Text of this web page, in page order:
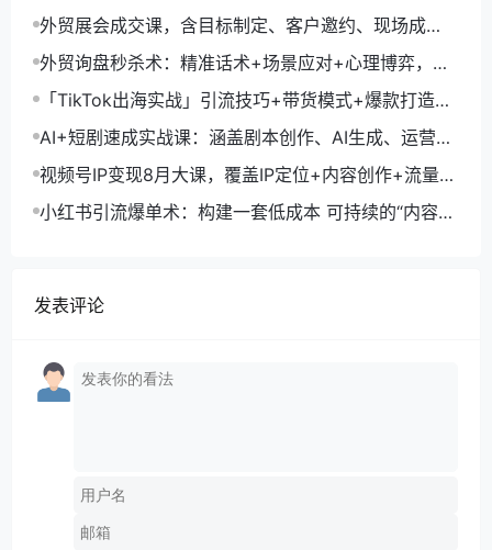
玩法、24小时自动盈利
外贸展会成交课，含目标制定、客户邀约、现场成
交，系统化SOP提升参展ROI
外贸询盘秒杀术：精准话术+场景应对+心理博弈，单
月询盘转化率提升200%
「TikTok出海实战」引流技巧+带货模式+爆款打造，
单月变现10万+秘籍
AI+短剧速成实战课：涵盖剧本创作、AI生成、运营变
现，单部剧收益破万
视频号IP变现8月大课，覆盖IP定位+内容创作+流量获
取+合规运营+商业转化
小红书引流爆单术：构建一套低成本 可持续的“内容-
发表评论